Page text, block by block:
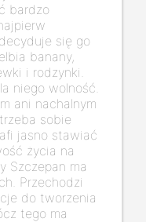
bardzo
się go
banany,
i rodzynki.
niego wolność.
ani nachalnym
sobie
jasno stawiać
życia na
Szczepan ma
Przechodzi
do tworzenia
tego ma